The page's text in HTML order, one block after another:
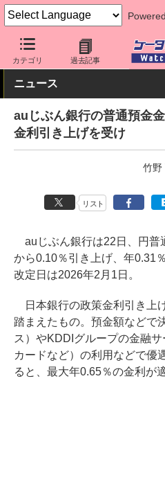
カテゴリ 過去記事
ケータイ Watch キャリア au
ニュース
auじぶん銀行の普通預金
金利引き上げを受け
竹野
リスト
auじぶん銀行は22日、円普
から0.10％引き上げ、年0.31
改定日は2026年2月1日。
日本銀行の政策金利引き上
踏まえたもの。預金額などで
ス）やKDDIグループの金融
カードなど）の利用などで優
ると、最大年0.65％の金利が